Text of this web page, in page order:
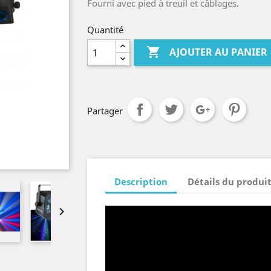

Fourni avec pied à treuil et câblages.
Quantité
 AJOUTER AU PANIER
Partager
Description Détails du